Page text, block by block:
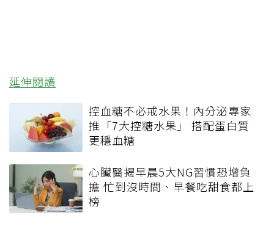
延伸閱讀
控血糖不必戒水果！內分泌專家
推「7大控糖水果」 搭配蛋白質
更穩血糖
心臟醫揭早晨5大NG習慣恐增負
擔 忙到沒時間、早餐吃甜食都上
榜